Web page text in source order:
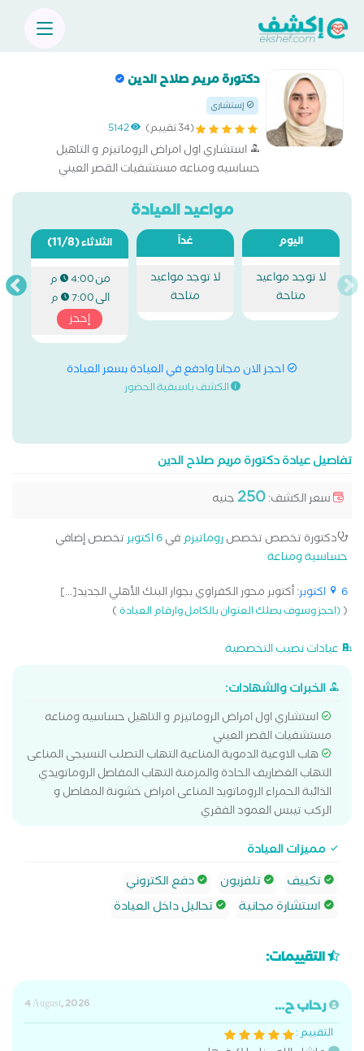
دكتورة مريم صلاح الدين
إستشاري
(34 تقييم) 5142
استشاري اول امراض الروماتيزم و التاهيل
حساسيه ومناعه مستشفيات القصر العيني
مواعيد العيادة
اليوم
لا توجد مواعيد
متاحة
غداً
لا توجد مواعيد
متاحة
الثلاثاء(11/8)
من4:00 م
الى7:00 م
إحجز
احجز الان مجانا وادفع في العيادة بسعر العيادة
الكشف باسبقية الحضور
تفاصيل عيادة دكتورة مريم صلاح الدين
سعر الكشف:250جنيه
دكتورة تخصص تخصصروماتيزمفي6 اكتوبر
تخصص إضافي
حساسية ومناعة
6 اكتوبر
: أكتوبر محور الكفراوي بجوار البنك الأهلي الجديد[...]
((احجز وسوف يصلك العنوان بالكامل وارقام العيادة)
عيادات نصيب التخصصية
الخبرات والشهادات:
استشاري اول امراض الروماتيزم و التاهيل حساسيه ومناعه
مستشفيات القصر العيني
هاب الاوعية الدموية المناعية التهاب التصلب النسيجى المناعى
التهاب الغضاريف الحادة والمزمنة التهاب المفاصل الروماتويدي
الذائبة الحمراء الروماتويد المناعى امراض خشونة المفاصل و
الركب تيبس العمود الفقري
مميزات العيادة
تكييف
تلفزيون
دفع الكتروني
استشارة مجانية
تحاليل داخل العيادة
التقييمات:
رحاب ح...
4 August, 2026
التقييم :